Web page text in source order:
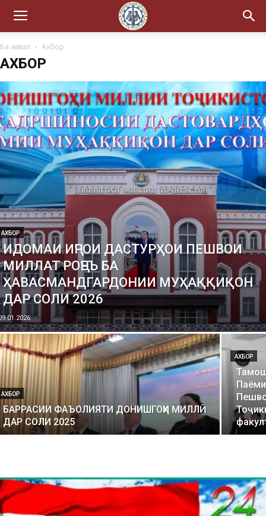
Ба аввал Ахбор
АХБОР
АХБОР
ИДОМАИ ИҶРОИ ДАСТУРҲОИ ПЕШВОИ
МИЛЛАТ РОҶЕЪ БА
ҲАВАСМАНДГАРДОНИИ МУҲАҚҚИҚОН
ДАР СОЛИ 2026
АХБОР
БАРРАСИИ ФАЪОЛИЯТИ ДОНИШГОҲИ МИЛЛӢ
ДАР СОЛИ 2025
АХБОР